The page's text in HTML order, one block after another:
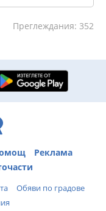
Преглеждания: 352
Реклама
Обяви по градове